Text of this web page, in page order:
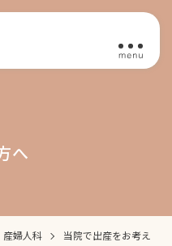
へ
産婦人科
当院で出産をお考え